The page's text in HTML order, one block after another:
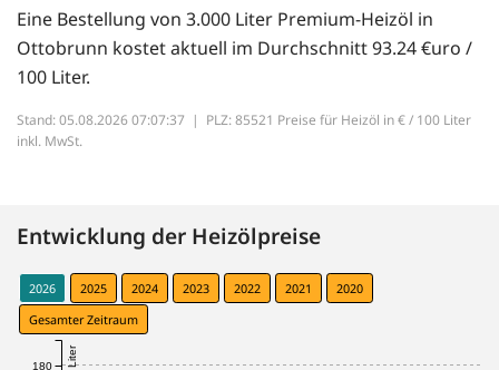
Eine Bestellung von 3.000 Liter Premium-Heizöl in
Ottobrunn kostet aktuell im Durchschnitt 93.24 €uro /
100 Liter.
Stand: 05.08.2026 07:07:37 | PLZ: 85521 Preise für Heizöl in € / 100 Liter
inkl. MwSt.
Entwicklung der Heizölpreise
2026 2025 2024 2023 2022 2021
2020
Gesamter Zeitraum
180